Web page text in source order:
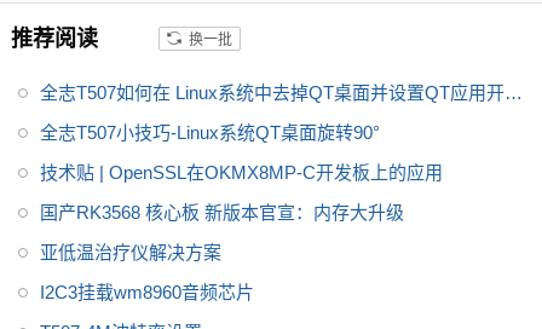
i工控行业芯片平台 A40i为国产工
控行业芯，
全志A40i处理器代表
就。飞凌嵌入式A40i系列OKA40i
-C开发板是飞凌推出的一款中国
适用于基于视觉交互的工业
控制产品
推荐阅读 换一批
全志T507如何在 Linux系统中去掉QT桌面并设置QT应用开机
自启-飞凌知识库
全志T507小技巧-Linux系统QT桌面旋转90°
技术贴 | OpenSSL在OKMX8MP-C开发板上的应用
国产RK3568 核心板 新版本官宣：内存大升级
亚低温治疗仪解决方案
I2C3挂载wm8960音频芯片